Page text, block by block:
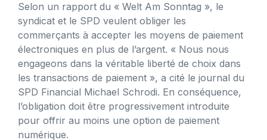
Selon un rapport du « Welt Am Sonntag », le
syndicat et le SPD veulent obliger les
commerçants à accepter les moyens de paiement
électroniques en plus de l’argent. « Nous nous
engageons dans la véritable liberté de choix dans
les transactions de paiement », a cité le journal du
SPD Financial Michael Schrodi. En conséquence,
l’obligation doit être progressivement introduite
pour offrir au moins une option de paiement
numérique.